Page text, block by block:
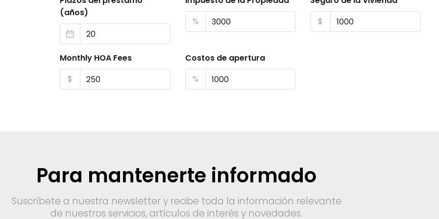
(años)
%
$
Monthly HOA Fees
$
Costos de apertura
%
Para mantenerte informado
Suscríbete a nuestra newsletter y recibe toda la información relevante
de nuestros servicios, artículos de interés y novedades.